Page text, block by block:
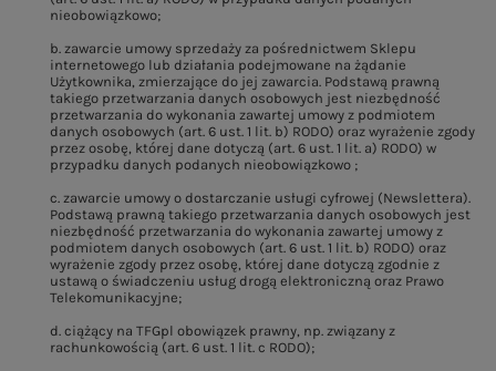
nieobowiązkowo;
b. zawarcie umowy sprzedaży za pośrednictwem Sklepu
internetowego lub działania podejmowane na żądanie
Użytkownika, zmierzające do jej zawarcia. Podstawą prawną
takiego przetwarzania danych osobowych jest niezbędność
przetwarzania do wykonania zawartej umowy z podmiotem
danych osobowych (art. 6 ust. 1 lit. b) RODO) oraz wyrażenie zgody
przez osobę, której dane dotyczą (art. 6 ust. 1 lit. a) RODO) w
przypadku danych podanych nieobowiązkowo ;
c. zawarcie umowy o dostarczanie usługi cyfrowej (Newslettera).
Podstawą prawną takiego przetwarzania danych osobowych jest
niezbędność przetwarzania do wykonania zawartej umowy z
podmiotem danych osobowych (art. 6 ust. 1 lit. b) RODO) oraz
wyrażenie zgody przez osobę, której dane dotyczą zgodnie z
ustawą o świadczeniu usług drogą elektroniczną oraz Prawo
Telekomunikacyjne;
d. ciążący na TFGpl obowiązek prawny, np. związany z
rachunkowością (art. 6 ust. 1 lit. c RODO);